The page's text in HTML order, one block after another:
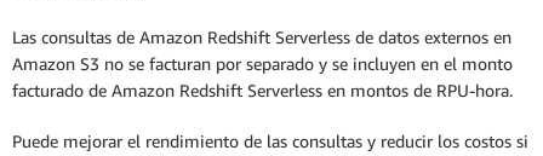
Las consultas de Amazon Redshift Serverless de datos externos en
Amazon S3 no se facturan por separado y se incluyen en el monto
facturado de Amazon Redshift Serverless en montos de RPU-hora.
Puede mejorar el rendimiento de las consultas y reducir los costos si